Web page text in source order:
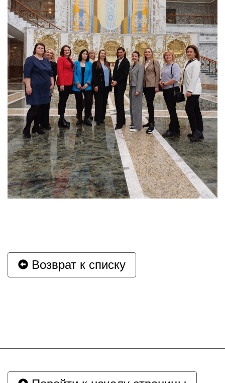
Возврат к списку